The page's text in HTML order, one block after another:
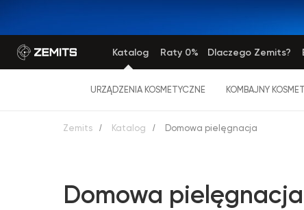
Katalog Raty 0% Dlaczego Zemits?
URZĄDZENIA KOSMETYCZNE KOMBAJNY
Zemits / Katalog / Domowa pielęgnacja
Domowa pielęgnacja